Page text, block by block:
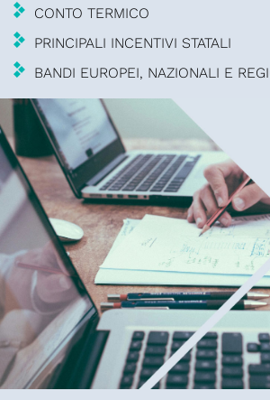
CONSULENZA ENERGETICA
SOLUZIONI INTEGRATE
SERVIZI AVANZATI
CONTO TERMICO
PRINCIPALI INCENTIVI STATALI
BANDI EUROPEI, NAZIONALI E